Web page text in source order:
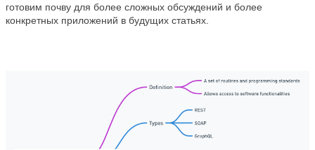
готовим почву для более сложных обсуждений и более
конкретных приложений в будущих статьях.